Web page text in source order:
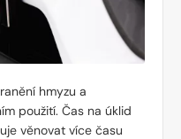
hmyzu a
použití. Čas na úklid
věnovat více času